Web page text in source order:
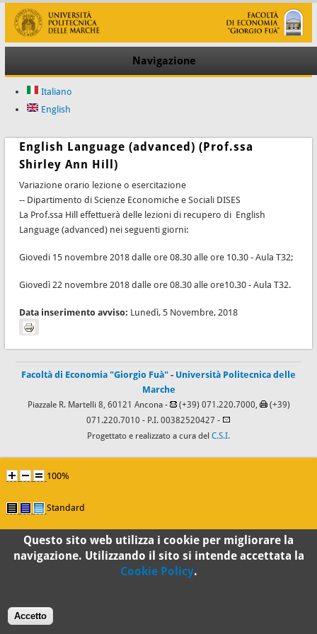
Navigazione
Italiano
English
English Language (advanced) (Prof.ssa
Shirley Ann Hill)
Variazione orario lezione o esercitazione
-- Dipartimento di Scienze Economiche e Sociali DISES
La Prof.ssa Hill effettuerà delle lezioni di recupero di English
Language (advanced) nei seguenti giorni:
Giovedi 15 novembre 2018 dalle ore 08.30 alle ore 10.30 - Aula T32;
Giovedì 22 novembre 2018 dalle ore 08.30 alle ore10.30 - Aula T32.
Data inserimento avviso: Lunedì, 5 Novembre, 2018
Facoltà di Economia "Giorgio Fuà" - Università Politecnica delle
Marche
Piazzale R. Martelli 8, 60121 Ancona - (+39) 071.220.7000,
(+39)
071.220.7010 - P.I. 00382520427 -
Progettato e realizzato a cura del C.S.I.
100%
Standard
Questo sito web utilizza i cookie per migliorare la
navigazione. Utilizzando il sito si intende accettata la
Cookie Policy.
Accetto